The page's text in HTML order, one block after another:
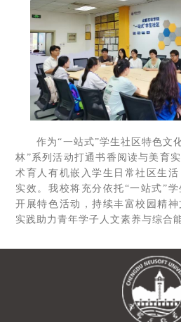
作为“一站式”学生社区特色文
林”系列活动打通书香阅读与美育
术育人有机嵌入学生日常社区生
实效。我校将充分依托“一站式”
开展特色活动，持续丰富校园精
实践助力青年学子人文素养与综合